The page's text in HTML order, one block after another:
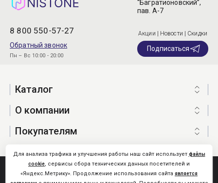
8 800 550-57-27
Обратный звонок
Пн – Вс 10:00 - 20:00
“Багратионовский”,
пав. А-7
Акции | Новости | Скидки
Подписаться
Каталог
О компании
Покупателям
Nistone.Ru © 2026
Для анализа трафика и улучшения работы наш сайт использует файлы
cookie, сервисы сбора технических данных посетителей и
«Яндекс.Метрику». Продолжение использования сайта является